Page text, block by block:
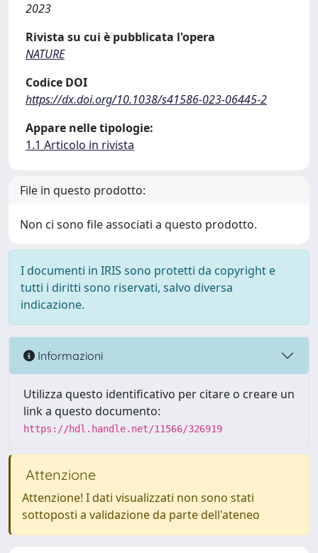
2023
Rivista su cui è pubblicata l'opera
NATURE
Codice DOI
https://dx.doi.org/10.1038/s41586-023-06445-2
Appare nelle tipologie:
1.1 Articolo in rivista
File in questo prodotto:
Non ci sono file associati a questo prodotto.
I documenti in IRIS sono protetti da copyright e
tutti i diritti sono riservati, salvo diversa
indicazione.
Informazioni
Utilizza questo identificativo per citare o creare un
link a questo documento:
https://hdl.handle.net/11566/326919
Attenzione
Attenzione! I dati visualizzati non sono stati
sottoposti a validazione da parte dell'ateneo